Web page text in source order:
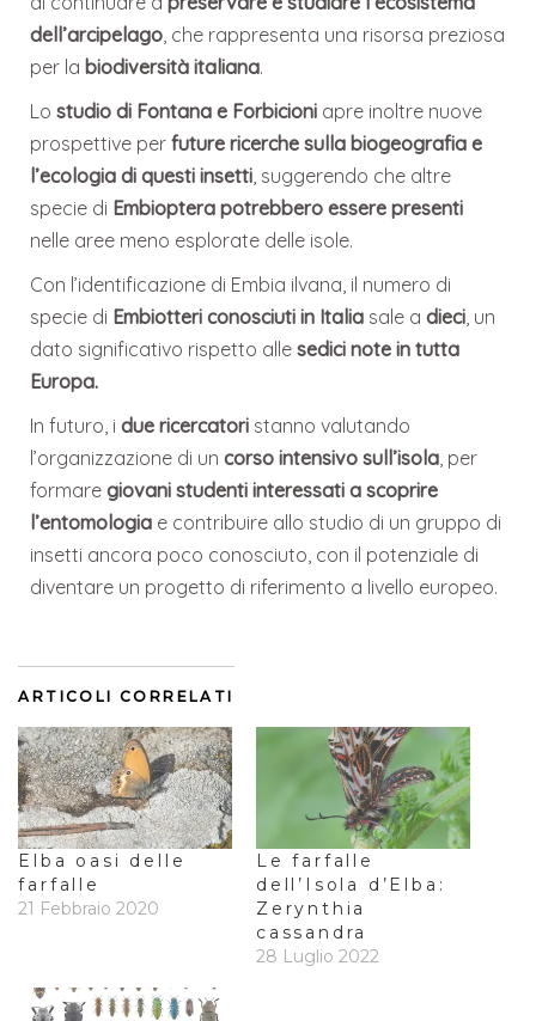
dell’arcipelago , che rappresenta una risorsa preziosa
per labiodiversità italiana.
Lostudio di Fontana e Forbicioni apre inoltre nuove
prospettive perfuture ricerche sulla biogeografia e
l’ecologia di questi insetti , suggerendo che altre
specie di Embioptera potrebbero essere presenti
nelle aree meno esplorate delle isole.
Con l’identificazione di Embia ilvana, il numero di
specie di Embiotteri conosciuti in Italia sale adieci , un
dato significativo rispetto allesedici note in tutta
Europa.
In futuro, idue ricercatori stanno valutando
l’organizzazione di uncorso intensivo sull’isola , per
formaregiovani studenti interessati a scoprire
l’entomologia e contribuire allo studio di un gruppo di
insetti ancora poco conosciuto, con il potenziale di
diventare un progetto di riferimento a livello europeo.
ARTICOLI CORRELATI
Elba oasi delle
farfalle
21 Febbraio 2020
Le farfalle
dell’Isola d’Elba:
Zerynthia
cassandra
28 Luglio 2022